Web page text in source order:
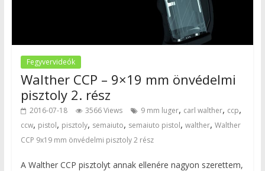
Fegyvervideók
Walther CCP – 9×19 mm önvédelmi
pisztoly 2. rész
2016-07-18 3566 Views 9 mm luger, carl walther, ccp,
ccw, pistol, pisztoly, semaiuto, semaiuto pistol, walther, Walther
CCP 9x19 mm önvédelmi pisztoly 2 rész
A Walther CCP pisztolyt annak ellenére nagyon szerettem,